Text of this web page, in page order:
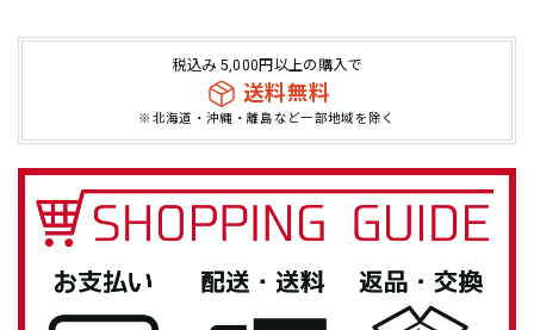
税込み 5,000円以上の購入で
送料無料
※北海道・沖縄・離島など一部地域を除く
2026/05/07
とても素敵な商品でした！自分用に欲しく購入です(*^^*)
この度は当店をご利用いただきありがとうござ
います。 お気に入りいただけてよかったです。
また機会がありましたらよろしくお願いいたし
ます。